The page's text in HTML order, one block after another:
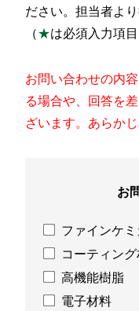
ださい。担当者よ
（★は必須入力項
お問い合わせの内
る場合や、回答を
ざいます。あらか
お
ファインケ
コーティン
高機能樹脂
電子材料